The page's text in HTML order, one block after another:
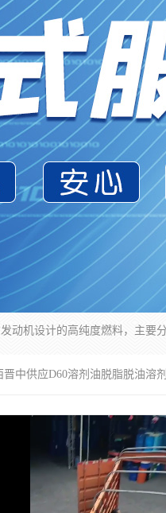
晋中供应D60溶剂油脱脂脱油溶剂